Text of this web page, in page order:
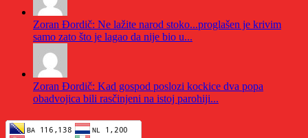
Zoran Đordič: Ne lažite narod stoko...proglašen je krivim
samo zato što je lagao da nije bio u...
Zoran Đordič: Kad gospod poslozi kockice dva popa
obadvojica bili rasčinjeni na istoj parohiji...